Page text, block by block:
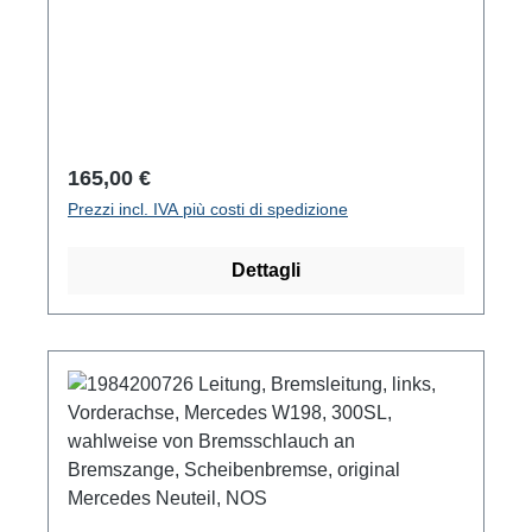
Prezzo normale:
165,00 €
Prezzi incl. IVA più costi di spedizione
Dettagli